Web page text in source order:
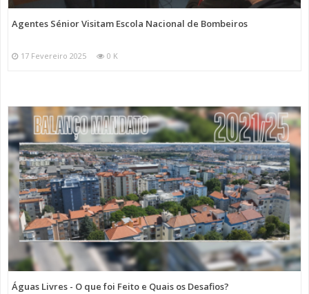
Agentes Sénior Visitam Escola Nacional de Bombeiros
17 Fevereiro 2025 0 K
Águas Livres - O que foi Feito e Quais os Desafios?